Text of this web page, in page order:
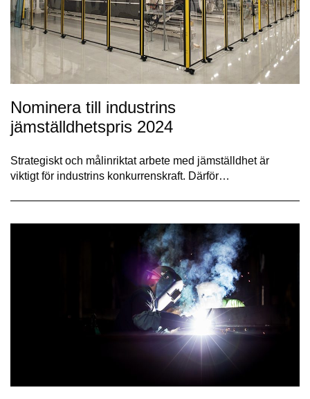
Nominera till industrins
jämställdhetspris 2024
Strategiskt och målinriktat arbete med jämställdhet är
viktigt för industrins konkurrenskraft. Därför…